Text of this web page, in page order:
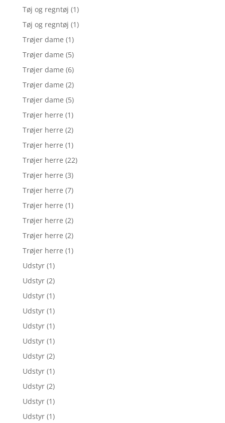
Tøj og regntøj (1)
Tøj og regntøj (1)
Trøjer dame (1)
Trøjer dame (5)
Trøjer dame (6)
Trøjer dame (2)
Trøjer dame (5)
Trøjer herre (1)
Trøjer herre (2)
Trøjer herre (1)
Trøjer herre (22)
Trøjer herre (3)
Trøjer herre (7)
Trøjer herre (1)
Trøjer herre (2)
Trøjer herre (2)
Trøjer herre (1)
Udstyr (1)
Udstyr (2)
Udstyr (1)
Udstyr (1)
Udstyr (1)
Udstyr (1)
Udstyr (2)
Udstyr (1)
Udstyr (2)
Udstyr (1)
Udstyr (1)